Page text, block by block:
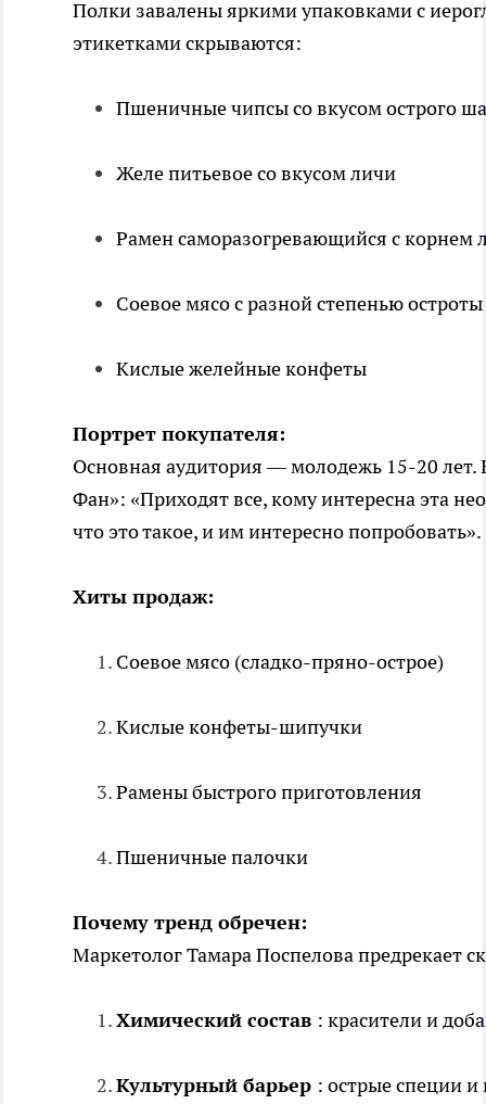
Полки завалены яркими упаковками с
этикетками скрываются:
Пшеничные чипсы со вкусом острого
Желе питьевое со вкусом личи
Рамен саморазогревающийся с корнем
Соевое мясо с разной степенью остроты
Кислые желейные конфеты
Портрет покупателя:
Основная аудитория — молодежь 15-20 лет.
Фан»: «Приходят все, кому интересна эта
что это такое, и им интересно попробовать».
Хиты продаж:
Соевое мясо (сладко-пряно-острое)
Кислые конфеты-шипучки
Рамены быстрого приготовления
Пшеничные палочки
Почему тренд обречен:
Маркетолог Тамара Поспелова предрекает
Химический состав : красители и
Культурный барьер : острые специи